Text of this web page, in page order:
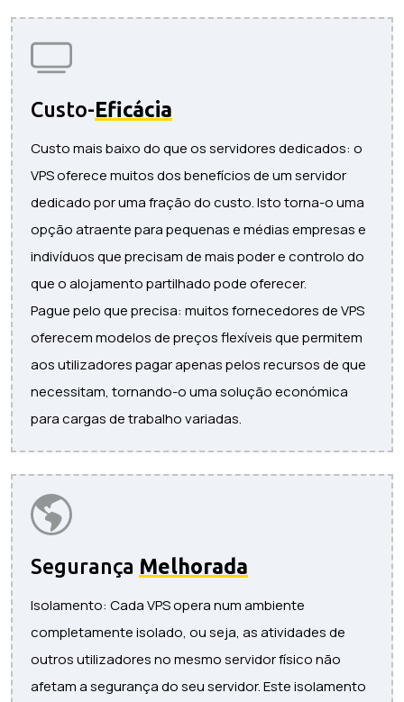
Custo-Eficácia
Custo mais baixo do que os servidores dedicados: o
VPS oferece muitos dos benefícios de um servidor
dedicado por uma fração do custo. Isto torna-o uma
opção atraente para pequenas e médias empresas e
indivíduos que precisam de mais poder e controlo do
que o alojamento partilhado pode oferecer.
Pague pelo que precisa: muitos fornecedores de VPS
oferecem modelos de preços flexíveis que permitem
aos utilizadores pagar apenas pelos recursos de que
necessitam, tornando-o uma solução económica
para cargas de trabalho variadas.
Segurança Melhorada
Isolamento: Cada VPS opera num ambiente
completamente isolado, ou seja, as atividades de
outros utilizadores no mesmo servidor físico não
afetam a segurança do seu servidor. Este isolamento